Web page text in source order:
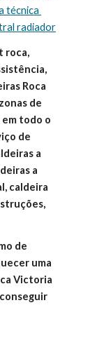
técnica
radiador
roca,
Roca
de
em todo o
de
a
a
caldeira
de
uma
Victoria